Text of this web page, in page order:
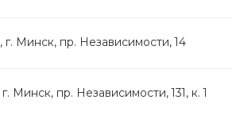
Минск, пр. Независимости, 14
Минск, пр. Независимости, 131, к. 1